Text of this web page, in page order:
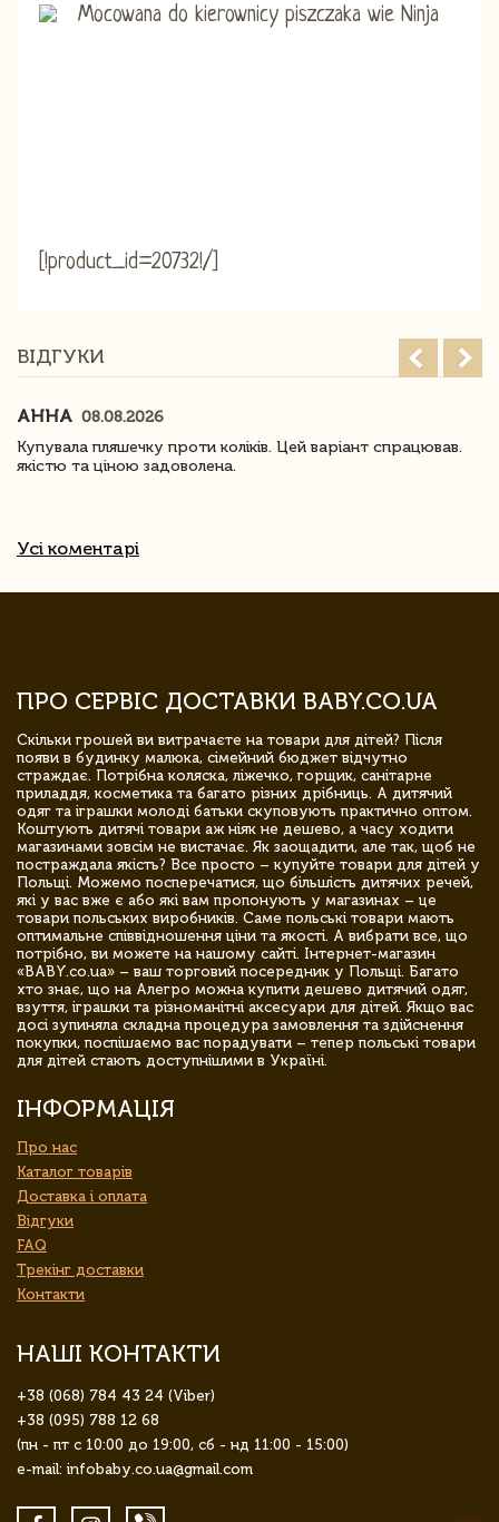
[!product_id=20732!/]
ВІДГУКИ
АННА 08.08.2026
Купувала пляшечку проти коліків. Цей варіант спрацював.
якістю та ціною задоволена.
Усі коментарі
ПРО СЕРВІС ДОСТАВКИ BABY.CO.UA
Скільки грошей ви витрачаєте на товари для дітей? Після
появи в будинку малюка, сімейний бюджет відчутно
страждає. Потрібна коляска, ліжечко, горщик, санітарне
приладдя, косметика та багато різних дрібниць. А дитячий
одяг та іграшки молоді батьки скуповують практично оптом.
Коштують дитячі товари аж ніяк не дешево, а часу ходити
магазинами зовсім не вистачає. Як заощадити, але так, щоб не
постраждала якість? Все просто – купуйте товари для дітей у
Польщі. Можемо посперечатися, що більшість дитячих речей,
які у вас вже є або які вам пропонують у магазинах – це
товари польських виробників. Саме польські товари мають
оптимальне співвідношення ціни та якості. А вибрати все, що
потрібно, ви можете на нашому сайті. Інтернет-магазин
«BABY.co.ua» – ваш торговий посередник у Польщі. Багато
хто знає, що на Алегро можна купити дешево дитячий одяг,
взуття, іграшки та різноманітні аксесуари для дітей. Якщо вас
досі зупиняла складна процедура замовлення та здійснення
покупки, поспішаємо вас порадувати – тепер польські товари
для дітей стають доступнішими в Україні.
ІНФОРМАЦІЯ
Про нас
Каталог товарів
Доставка і оплата
Відгуки
FAQ
Трекінг доставки
Контакти
НАШІ КОНТАКТИ
+38 (068) 784 43 24 (Viber)
+38 (095) 788 12 68
(пн - пт с 10:00 до 19:00, сб - нд 11:00 - 15:00)
e-mail: infobaby.co.ua@gmail.com